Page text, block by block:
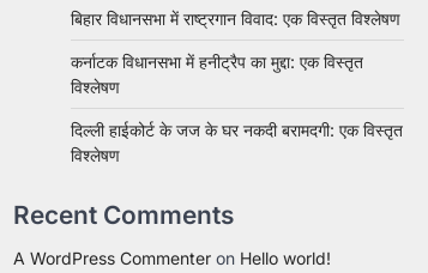
बिहार विधानसभा में राष्ट्रगान विवाद: एक विस्तृत विश्लेषण
कर्नाटक विधानसभा में हनीट्रैप का मुद्दा: एक विस्तृत
विश्लेषण
दिल्ली हाईकोर्ट के जज के घर नकदी बरामदगी: एक विस्तृत
विश्लेषण
Recent Comments
A WordPress Commenter on Hello world!